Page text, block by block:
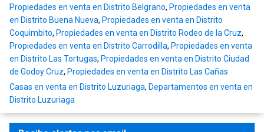
Propiedades en venta en Distrito Belgrano, Propiedades en venta
en Distrito Buena Nueva, Propiedades en venta en Distrito
Coquimbito, Propiedades en venta en Distrito Rodeo de la Cruz,
Propiedades en venta en Distrito Carrodilla, Propiedades en venta
en Distrito Las Tortugas, Propiedades en venta en Distrito Ciudad
de Godoy Cruz, Propiedades en venta en Distrito Las Cañas
Casas en venta en Distrito Luzuriaga, Departamentos en venta en
Distrito Luzuriaga